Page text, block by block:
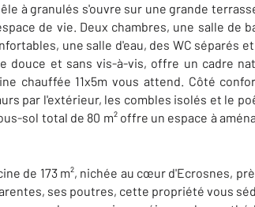
à granulés s'ouvre sur une grande
de vie. Deux chambres, une salle de
une salle d'eau, des WC séparés
douce et sans vis-à-vis, offre un cadre
chauffée 11x5m vous attend. Côté
par l'extérieur, les combles isolés et le
sol total de 80 m² offre un espace à
de 173 m², nichée au cœur d'Ecrosnes,
ses poutres, cette propriété vous